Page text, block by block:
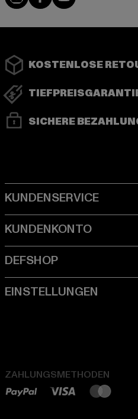
KOSTENLOSE
SICHERE
ZAHLUNGSMETHODEN